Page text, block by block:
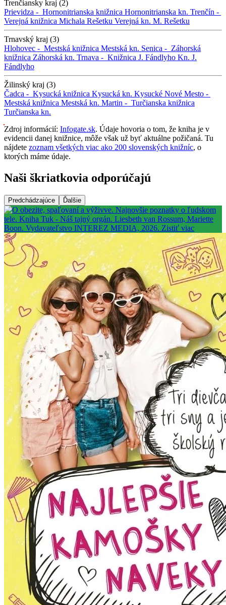
Trenčiansky kraj (2)
Prievidza - Hornonitrianska knižnica Hornonitrianska kn. Trenčín -
Verejná knižnica Michala Rešetku Verejná kn. M. Rešetku
Trnavský kraj (3)
Hlohovec - Mestská knižnica Mestská kn. Senica - Záhorská
knižnica Záhorská kn. Trnava - Knižnica J. Fándlyho Kn. J.
Fándlyho
Žilinský kraj (3)
Čadca - Kysucká knižnica Kysucká kn. Kysucké Nové Mesto -
Mestská knižnica Mestská kn. Martin - Turčianska knižnica
Turčianska kn.
Zdroj informácií: Infogate.sk. Údaje hovoria o tom, že kniha je v
evidencii danej knižnice, môže však už byť aktuálne požičaná. Tu
nájdete zoznam všetkých viac ako 200 slovenských knižníc, o
ktorých máme údaje.
Naši škriatkovia odporúčajú
Predchádzajúce Ďalšie